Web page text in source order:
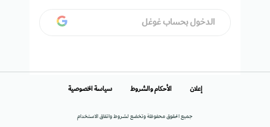
الدخول بحساب غوغل
جميع الحقوق محفوظة وتخضع لشروط واتفاق الاستخدام
إعلان الأحكام والشروط سياسة الخصوصية